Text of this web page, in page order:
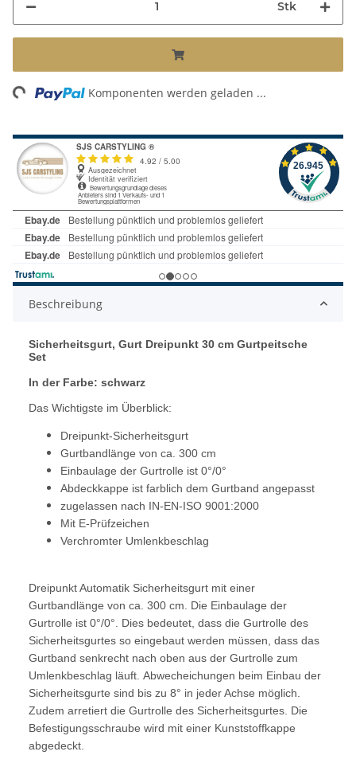
Stk
Komponenten werden geladen ...
Beschreibung
Sicherheitsgurt, Gurt Dreipunkt 30 cm Gurtpeitsche
Set
In der Farbe: schwarz
Das Wichtigste im Überblick:
Dreipunkt-Sicherheitsgurt
Gurtbandlänge von ca. 300 cm
Einbaulage der Gurtrolle ist 0°/0°
Abdeckkappe ist farblich dem Gurtband angepasst
zugelassen nach IN-EN-ISO 9001:2000
Mit E-Prüfzeichen
Verchromter Umlenkbeschlag
Dreipunkt Automatik Sicherheitsgurt mit einer
Gurtbandlänge von ca. 300 cm. Die Einbaulage der
Gurtrolle ist 0°/0°. Dies bedeutet, dass die Gurtrolle des
Sicherheitsgurtes so eingebaut werden müssen, dass das
Gurtband senkrecht nach oben aus der Gurtrolle zum
Umlenkbeschlag läuft. Abwecheichungen beim Einbau der
Sicherheitsgurte sind bis zu 8° in jeder Achse möglich.
Zudem arretiert die Gurtrolle des Sicherheitsgurtes. Die
Befestigungsschraube wird mit einer Kunststoffkappe
abgedeckt.